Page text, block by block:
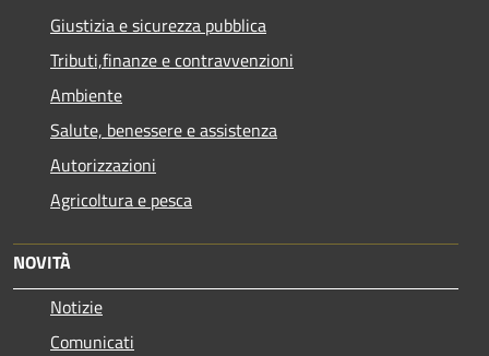
Giustizia e sicurezza pubblica
Tributi,finanze e contravvenzioni
Ambiente
Salute, benessere e assistenza
Autorizzazioni
Agricoltura e pesca
NOVITÀ
Notizie
Comunicati